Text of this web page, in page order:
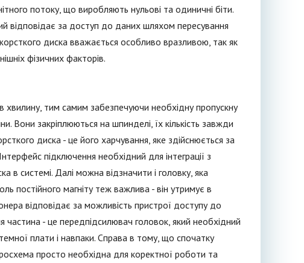
потоку, що виробляють нульові та одиничні біти.
відповідає за доступ до даних шляхом пересування
диска вважається особливо вразливою, так як
фізичних факторів.
хвилину, тим самим забезпечуючи необхідну пропускну
Вони закріплюються на шпинделі, їх кількість завжди
диска - це його харчування, яке здійснюється за
підключення необхідний для інтеграції з
в системі. Далі можна відзначити і головку, яка
постійного магніту теж важлива - він утримує в
відповідає за можливість пристрої доступу до
частина - це передпідсилювач головок, який необхідний
плати і навпаки. Справа в тому, що спочатку
просто необхідна для коректної роботи та